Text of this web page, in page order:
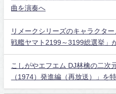
曲を演奏へ
リメークシリーズのキャラクタ
戦艦ヤマト2199～3199総選挙」
こしがやエフエム DJ林檎の二次
（1974）発進編（再放送）」を